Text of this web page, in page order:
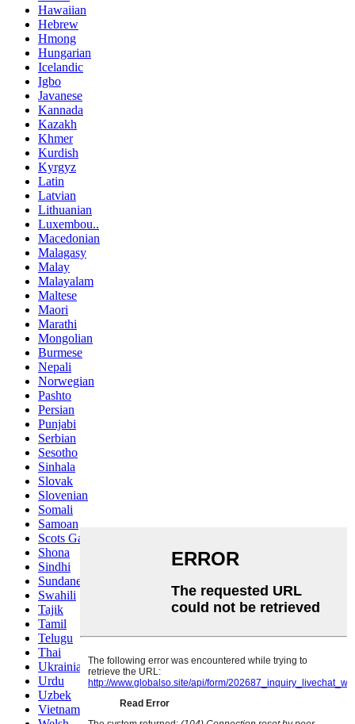
Hawaiian
Hebrew
Hmong
Hungarian
Icelandic
Igbo
Javanese
Kannada
Kazakh
Khmer
Kurdish
Kyrgyz
Latin
Latvian
Lithuanian
Luxembou..
Macedonian
Malagasy
Malay
Malayalam
Maltese
Maori
Marathi
Mongolian
Burmese
Nepali
Norwegian
Pashto
Persian
Punjabi
Serbian
Sesotho
Sinhala
Slovak
Slovenian
Somali
Samoan
Scots Gaelic
Shona
Sindhi
Sundanese
Swahili
Tajik
Tamil
Telugu
Thai
Ukrainian
Urdu
Uzbek
Vietnamese